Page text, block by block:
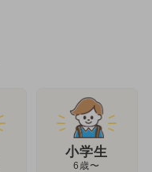
小学生
6歳〜